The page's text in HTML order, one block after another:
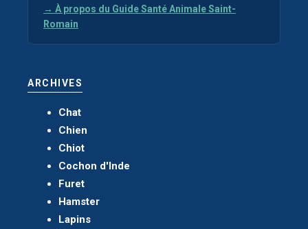
→ À propos du Guide Santé Animale Saint-
Romain
ARCHIVES
Chat
Chien
Chiot
Cochon d'Inde
Furet
Hamster
Lapins